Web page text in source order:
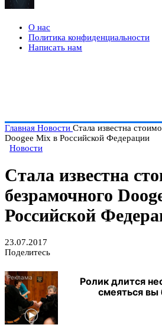
О нас
Политика конфиденциальности
Написать нам
Главная Новости Стала известна
Doogee Mix в Российской Федерации
Новости
Стала известна
безрамочного
Российской
23.07.2017
Поделитесь
Ролик длится
смеяться вы